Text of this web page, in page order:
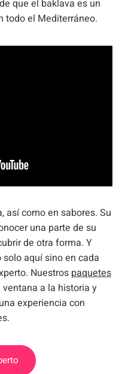
que el baklava es un
todo el Mediterráneo.
así como en sabores. Su
una parte de su
de otra forma. Y
aquí sino en cada
Nuestros paquetes
ventana a la historia y
experiencia con